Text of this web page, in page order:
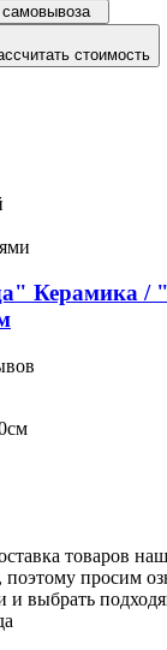
стоимость
Керамика /
товаров
просим
и выбрать